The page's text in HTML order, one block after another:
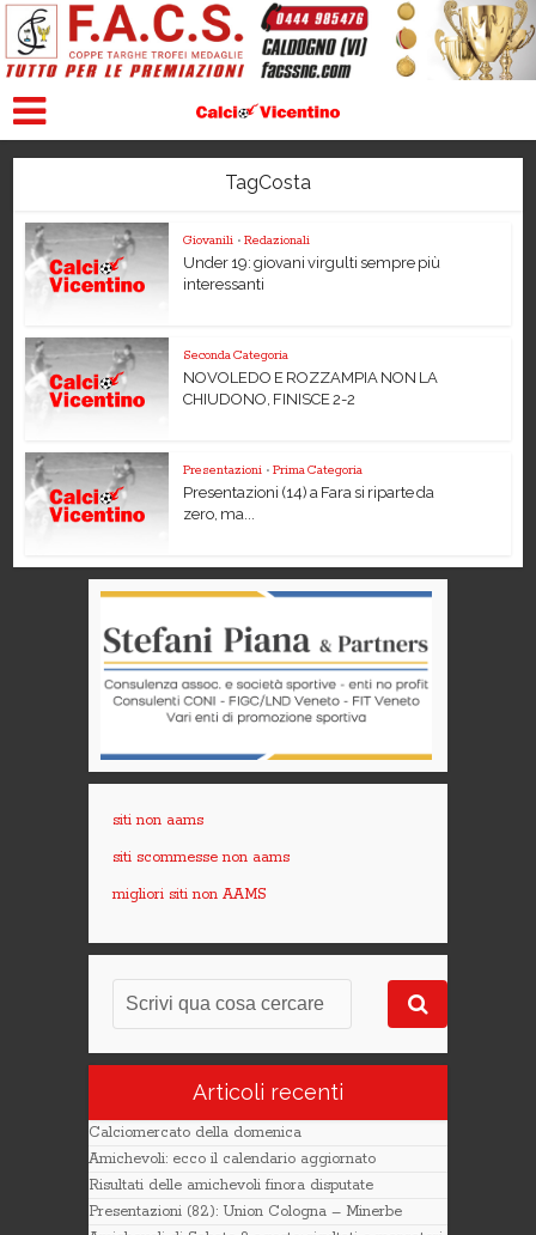
TagCosta
Giovanili • Redazionali
Under 19: giovani virgulti sempre più
interessanti
Seconda Categoria
NOVOLEDO E ROZZAMPIA NON LA
CHIUDONO, FINISCE 2-2
Presentazioni • Prima Categoria
Presentazioni (14) a Fara si riparte da
zero, ma...
siti non aams
siti scommesse non aams
migliori siti non AAMS
Articoli recenti
Calciomercato della domenica
Amichevoli: ecco il calendario aggiornato
Risultati delle amichevoli finora disputate
Presentazioni (82): Union Cologna – Minerbe